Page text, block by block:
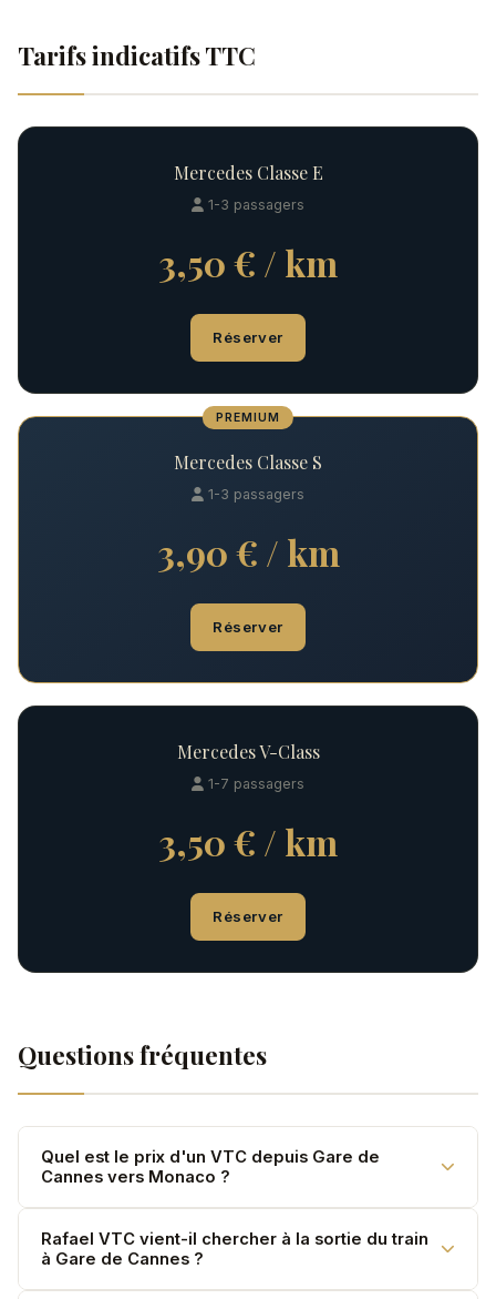
Tarifs indicatifs TTC
Mercedes Classe E
1-3 passagers
3,50 € / km
Réserver
PREMIUM
Mercedes Classe S
1-3 passagers
3,90 € / km
Réserver
Mercedes V-Class
1-7 passagers
3,50 € / km
Réserver
Questions fréquentes
Quel est le prix d'un VTC depuis Gare de
Cannes vers Monaco ?
Facturé au kilomètre : 3,50 €/km (Classe E / V-Class),
3,90 €/km (Classe S) pour 55 km. TTC, tout compris.
Rafael VTC vient-il chercher à la sortie du train
à Gare de Cannes ?